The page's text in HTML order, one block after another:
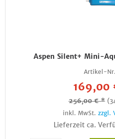
Aspen Silent+ Mini-
Artikel-
169,00
256,00 € *
inkl. MwSt. zzgl.
Lieferzeit ca.